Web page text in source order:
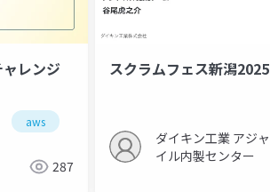
レンジ
aws
287
スクラムフェス新潟2025
ダイキン工業 アジャ
イル内製センター